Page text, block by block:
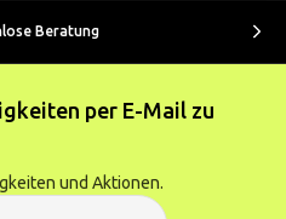
Beratung
per E-Mail zu
und Aktionen.